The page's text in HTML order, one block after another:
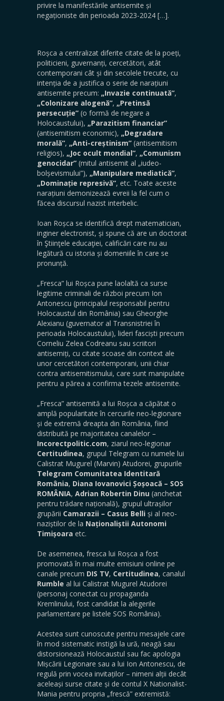
privire la manifestările antisemite și
negaționiste din perioada 2023-2024 […].
Roșca a centralizat diferite citate de la poeți,
politicieni, guvernanți, cercetători, atât
contemporani cât și din secolele trecute, cu
intenția de a justifica o serie de narațiuni
antisemite precum: „Invazie continuată”,
„Colonizare alogenă”, „Pretinsă
persecuție” (o formă de negare a
Holocaustului), „Parazitism financiar”
(antisemitism economic), „Degradare
morală”, „Anti-creștinism” (antisemitism
religios), „Joc ocult mondial”, „Comunism
genocidar” (mitul antisemit al „iudeo-
bolșevismului”), „Manipulare mediatică”,
„Dominație represivă”, etc. Toate aceste
narațiuni demonizează evreii la fel cum o
făcea discursul nazist interbelic.
Ioan Roșca se identifică drept matematician,
inginer electronist, și spune că are un doctorat
în Ştiinţele educaţiei, calificări care nu au
legătură cu istoria și domeniile în care se
pronunță.
„Fresca” lui Roșca pune laolaltă ca surse
legitime criminali de război precum Ion
Antonescu (principalul responsabil pentru
Holocaustul din România) sau Gheorghe
Alexianu (guvernator al Transnistriei în
perioada Holocaustului), lideri fasciști precum
Corneliu Zelea Codreanu sau scriitori
antisemiți, cu citate scoase din context ale
unor cercetători contemporani, unii chiar
contra antisemitismului, care sunt manipulate
pentru a părea a confirma tezele antisemite.
„Fresca” antisemită a lui Roșca a căpătat o
amplă popularitate în cercurile neo-legionare
și de extremă dreapta din România, fiind
distribuită pe majoritatea canalelor –
Incorectpolitic.com, ziarul neo-legionar
Certitudinea, grupul Telegram cu numele lui
Calistrat Mugurel (Marvin) Atudorei, grupurile
Telegram Comunitatea Identitară
România, Diana Iovanovici Șoșoacă – SOS
ROMÂNIA, Adrian Robertin Dinu (anchetat
pentru trădare națională), grupul ultrașilor
grupării Camarazii – Casus Belli și al neo-
naziștilor de la Naționaliștii Autonomi
Timișoara etc.
De asemenea, fresca lui Roșca a fost
promovată în mai multe emisiuni online pe
canale precum DIS TV, Certitudinea, canalul
Rumble al lui Calistrat Mugurel Atudorei
(personaj conectat cu propaganda
Kremlinului, fost candidat la alegerile
parlamentare pe listele SOS România).
Acestea sunt cunoscute pentru mesajele care
în mod sistematic instigă la ură, neagă sau
distorsionează Holocaustul sau fac apologia
Mișcării Legionare sau a lui Ion Antonescu, de
regulă prin vocea invitaților – nimeni alții decât
aceleași surse citate și de contul X Nationalist-
Mania pentru propria „frescă” extremistă: